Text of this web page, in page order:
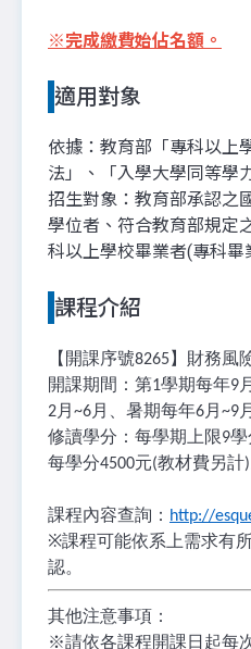
※完成繳費始佔名額。
適用對象
依據：教育部「專科以上
法」、「入學大學同等學
招生對象：教育部承認之
學位者、符合教育部規定
科以上學校畢業者(專科畢
課程介紹
【開課序號8265】財務風
開課期間：第1學期每年9月
2月 ~6月、暑期每年6月 ~9
修讀學分：每學期上限9學
每學分4500元(教材費另計)
課程內容查詢： http://
※課程可能依系上需求有
認。
其他注意事項：
※請依各課程開課日起每